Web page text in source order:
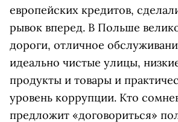
европейских кредитов,
рывок вперед. В Польше
дороги, отличное
идеально чистые улицы,
продукты и товары и
уровень коррупции. Кто
предложит «договориться»